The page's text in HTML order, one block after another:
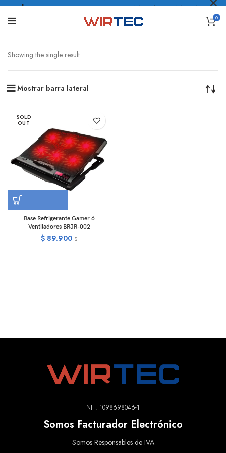
0
Showing the single result
Mostrar barra lateral
SOLD
OUT
Base Refrigerante Gamer 6
Ventiladores BRJR-002
$89.900 $
NIT. 1098698046-1
Somos Facturador Electrónico
Somos Responsables de IVA
$5.000 PESOS* EN TU PRIMERA COMPRA